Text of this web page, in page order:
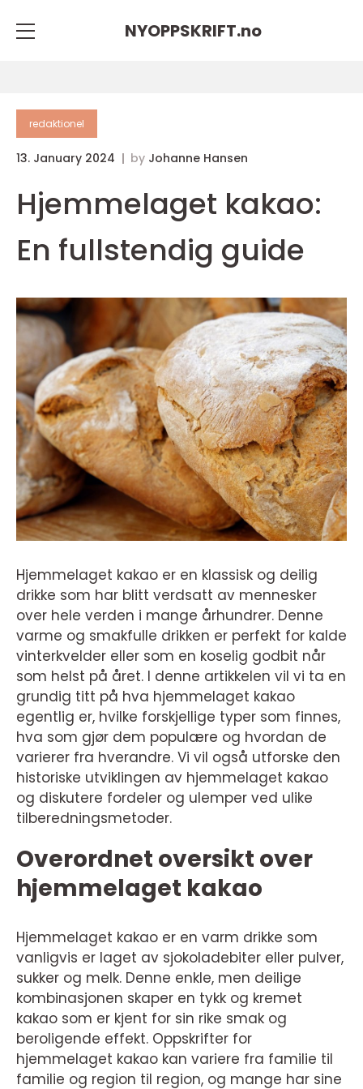
NYOPPSKRIFT.no
redaktionel
13. January 2024 by Johanne Hansen
Hjemmelaget kakao:
En fullstendig guide
Hjemmelaget kakao er en klassisk og deilig
drikke som har blitt verdsatt av mennesker
over hele verden i mange århundrer. Denne
varme og smakfulle drikken er perfekt for kalde
vinterkvelder eller som en koselig godbit når
som helst på året. I denne artikkelen vil vi ta en
grundig titt på hva hjemmelaget kakao
egentlig er, hvilke forskjellige typer som finnes,
hva som gjør dem populære og hvordan de
varierer fra hverandre. Vi vil også utforske den
historiske utviklingen av hjemmelaget kakao
og diskutere fordeler og ulemper ved ulike
tilberedningsmetoder.
Overordnet oversikt over
hjemmelaget kakao
Hjemmelaget kakao er en varm drikke som
vanligvis er laget av sjokoladebiter eller pulver,
sukker og melk. Denne enkle, men deilige
kombinasjonen skaper en tykk og kremet
kakao som er kjent for sin rike smak og
beroligende effekt. Oppskrifter for
hjemmelaget kakao kan variere fra familie til
familie og region til region, og mange har sine